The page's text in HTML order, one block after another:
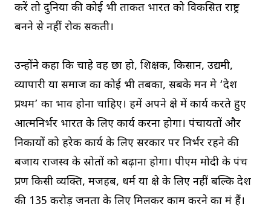
करें तो दुनिया की कोई भी ताकत भारत को विकसित राष्ट्र
बनने से नहीं रोक सकती।
उन्होंने कहा कि चाहे वह छात्र हो, शिक्षक, किसान, उद्यमी,
व्यापारी या समाज का कोई भी तबका, सबके मन मे ‘देश
प्रथम’ का भाव होना चाहिए। हमें अपने क्षेत्र में कार्य करते हुए
आत्मनिर्भर भारत के लिए कार्य करना होगा। पंचायतों और
निकायों को हरेक कार्य के लिए सरकार पर निर्भर रहने की
बजाय राजस्व के स्रोतों को बढ़ाना होगा। पीएम मोदी के पंच
प्रण किसी व्यक्ति, मजहब, धर्म या क्षेत्र के लिए नहीं बल्कि देश
की 135 करोड़ जनता के लिए मिलकर काम करने का मंत्र हैं।